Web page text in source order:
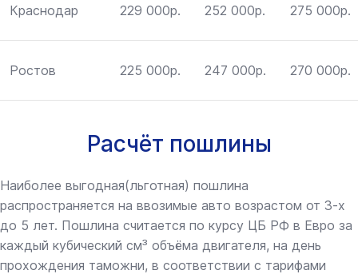
Краснодар 229 000р. 252 000р. 275 000р.
Ростов 225 000р. 247 000р. 270 000р.
Расчёт пошлины
Наиболее выгодная(льготная) пошлина
распространяется на ввозимые авто возрастом от 3-х
до 5 лет. Пошлина считается по курсу ЦБ РФ в Евро за
каждый кубический см³ объёма двигателя, на день
прохождения таможни, в соответствии с тарифами